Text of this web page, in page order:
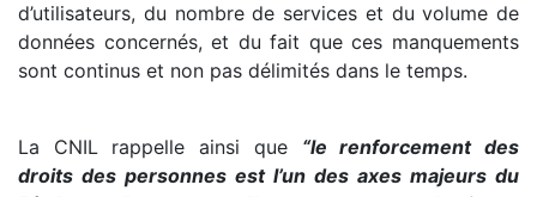
d’utilisateurs, du nombre de services et du volume de
données concernés, et du fait que ces manquements
sont continus et non pas délimités dans le temps.
La CNIL rappelle ainsi que “le renforcement des
droits des personnes est l’un des axes majeurs du